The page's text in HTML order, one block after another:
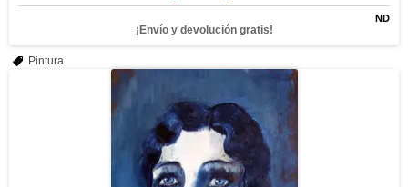
ND
¡Envío y devolución gratis!
Pintura